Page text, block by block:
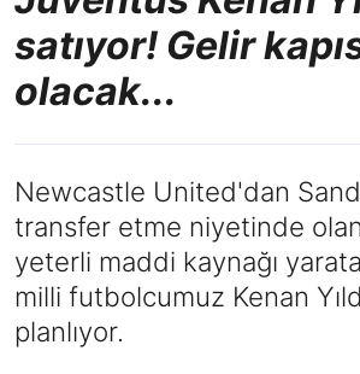
satıyor! Gelir
olacak...
Newcastle United'dan
transfer etme niyetinde
yeterli maddi kaynağı
milli futbolcumuz Kenan
planlıyor.